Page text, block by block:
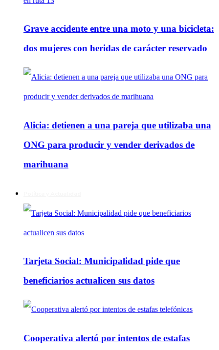
Grave accidente entre una moto y una bicicleta:
dos mujeres con heridas de carácter reservado
Alicia: detienen a una pareja que utilizaba una
ONG para producir y vender derivados de
marihuana
Tarjeta Social: Municipalidad pide que
beneficiarios actualicen sus datos
Cooperativa alertó por intentos de estafas